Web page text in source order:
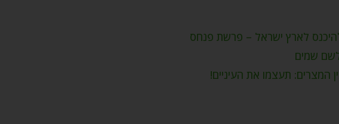
לארץ ישראל – פרשת פנחס
שמים
המצרים: תעצמו את העיניים!